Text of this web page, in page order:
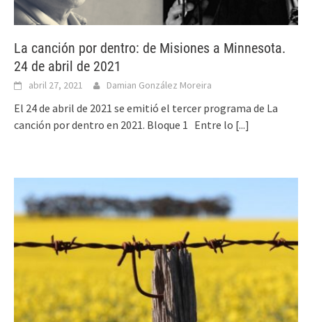
La canción por dentro: de Misiones a Minnesota.
24 de abril de 2021
abril 27, 2021 Damian González Moreira
El 24 de abril de 2021 se emitió el tercer programa de La
canción por dentro en 2021. Bloque 1 Entre lo [...]